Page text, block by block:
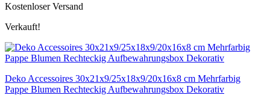
Kostenloser Versand
Verkauft!
Deko Accessoires 30x21x9/25x18x9/20x16x8 cm Mehrfarbig
Pappe Blumen Rechteckig Aufbewahrungsbox Dekorativ